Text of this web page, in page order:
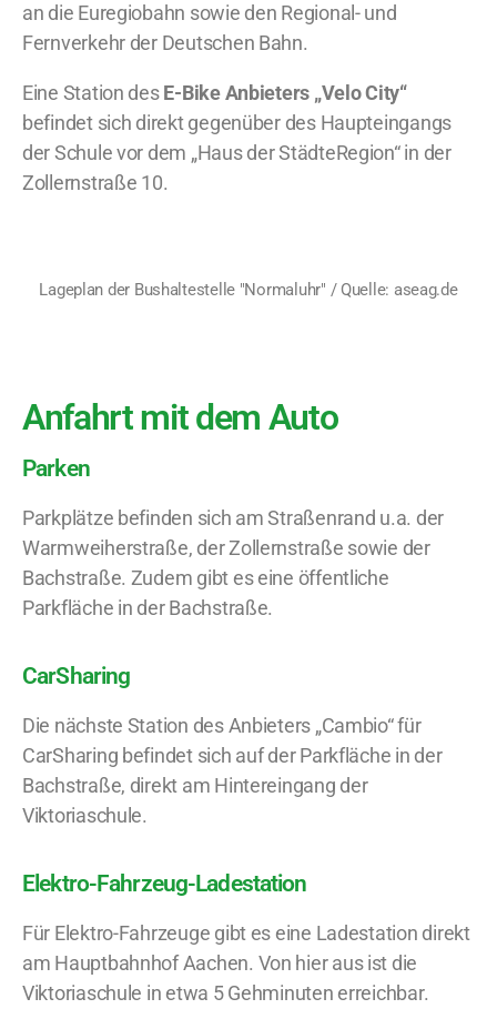
an die Euregiobahn sowie den Regional- und
Fernverkehr der Deutschen Bahn.
Eine Station desE-Bike Anbieters „Velo City“
befindet sich direkt gegenüber des Haupteingangs
der Schule vor dem „Haus der StädteRegion“ in der
Zollernstraße 10.
Lageplan der Bushaltestelle "Normaluhr" / Quelle: aseag.de
Anfahrt mit dem Auto
Parken
Parkplätze befinden sich am Straßenrand u.a. der
Warmweiherstraße, der Zollernstraße sowie der
Bachstraße. Zudem gibt es eine öffentliche
Parkfläche in der Bachstraße.
CarSharing
Die nächste Station des Anbieters „Cambio“ für
CarSharing befindet sich auf der Parkfläche in der
Bachstraße, direkt am Hintereingang der
Viktoriaschule.
Elektro-Fahrzeug-Ladestation
Für Elektro-Fahrzeuge gibt es eine Ladestation direkt
am Hauptbahnhof Aachen. Von hier aus ist die
Viktoriaschule in etwa 5 Gehminuten erreichbar.